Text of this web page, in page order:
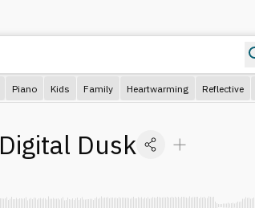
Piano Kids Family Heartwarming Reflective
Digital Dusk